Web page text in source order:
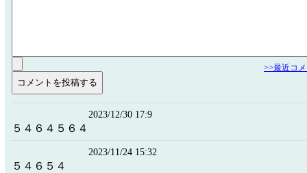
>>最近コ
2023/12/30 17:9
５４６４５６４
2023/11/24 15:32
５４６５４